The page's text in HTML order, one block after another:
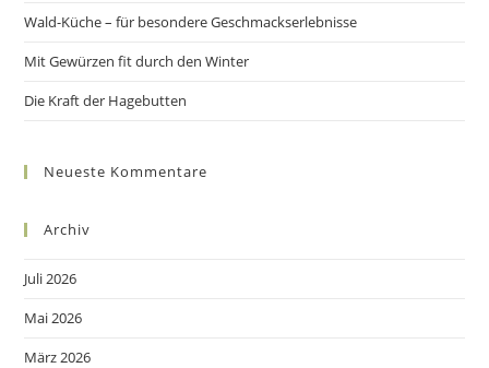
Wald-Küche – für besondere Geschmackserlebnisse
Mit Gewürzen fit durch den Winter
Die Kraft der Hagebutten
Neueste Kommentare
Archiv
Juli 2026
Mai 2026
März 2026